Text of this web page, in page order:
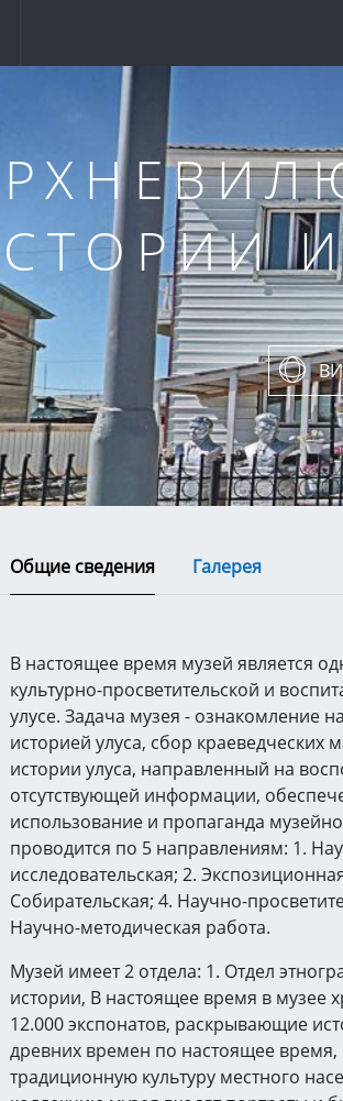
Общие сведения Галерея
В настоящее время музей является
культурно-просветительской и
улусе. Задача музея - ознакомление
историей улуса, сбор краеведческих
истории улуса, направленный на
отсутствующей информации,
использование и пропаганда
проводится по 5 направлениям: 1.
исследовательская; 2.
Собирательская; 4. Научно-
Научно-методическая работа.
Музей имеет 2 отдела: 1. Отдел
истории, В настоящее время в музее
12.000 экспонатов, раскрывающие
древних времен по настоящее время,
традиционную культуру местного